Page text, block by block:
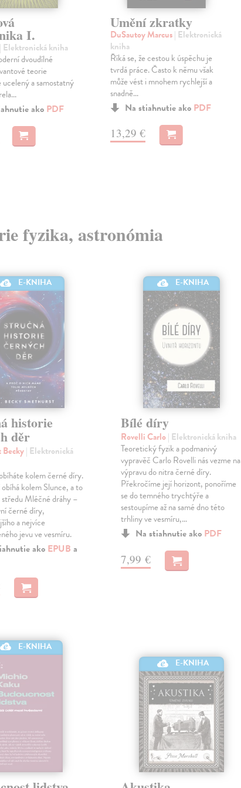
I.
| Elektronická kniha
dvoudílné
teorie
ucelený a samostatný
ako PDF
Umění zkratky
DuSautoy Marcus| Elektronická
kniha
Říká se, že cestou k úspěchu je
tvrdá práce. Často k němu však
může vést i mnohem rychlejší a
snadně...
Na stiahnutie ako PDF
13,29 €
fyzika, astronómia
E-KNIHA
historie
děr
Becky| Elektronická
kolem černé díry.
kolem Slunce, a to
středu Mléčné dráhy –
černé díry,
a nejvíce
jevu ve vesmíru.
ako EPUB a
E-KNIHA
Bílé díry
Rovelli Carlo| Elektronická kniha
Teoretický fyzik a podmanivý
vypravěč Carlo Rovelli nás vezme na
výpravu do nitra černé díry.
Překročíme její horizont, ponoříme
se do temného trychtýře a
sestoupíme až na samé dno této
trhliny ve vesmíru,…
Na stiahnutie ako PDF
7,99 €
E-KNIHA
E-KNIHA